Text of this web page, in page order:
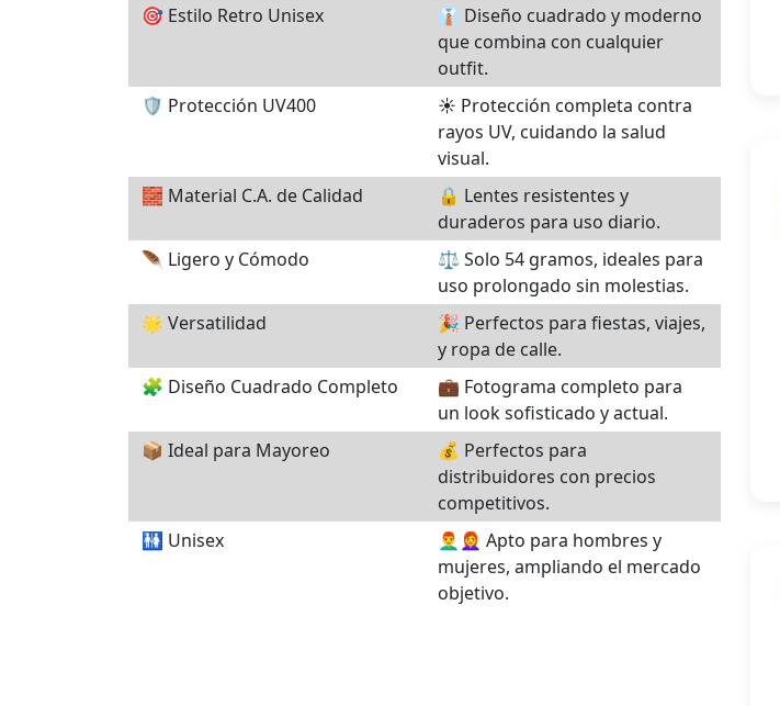
🎯 Estilo Retro Unisex
👔 Diseño cuadrado y moderno
que combina con cualquier
outfit.
🛡️ Protección UV400
☀️ Protección completa contra
rayos UV, cuidando la salud
visual.
🧱 Material C.A. de Calidad
🔒 Lentes resistentes y
duraderos para uso diario.
🪶 Ligero y Cómodo
⚖️ Solo 54 gramos, ideales para
uso prolongado sin molestias.
🌟 Versatilidad
🎉 Perfectos para fiestas, viajes,
y ropa de calle.
🧩 Diseño Cuadrado Completo
💼 Fotograma completo para
un look sofisticado y actual.
📦 Ideal para Mayoreo
💰 Perfectos para
distribuidores con precios
competitivos.
🚻 Unisex
👨‍🦰👩‍🦰 Apto para hombres y
mujeres, ampliando el mercado
objetivo.